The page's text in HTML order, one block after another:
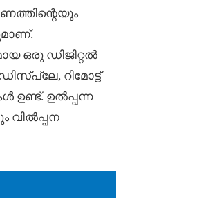
ഒരു ഡിജിറ്റൽ
റിമോട്ട്
ഉൽപ്പന്ന
വിൽപ്പന